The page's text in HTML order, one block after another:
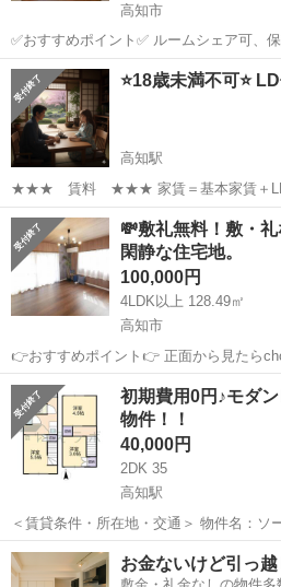
高知市
✅おすすめポイント✅ ルームシェア可、
ング、エアコン、照明、TVインターホン
収納あり。内装リフォーム済みで、南面
好。室内洗濯置場、敷金・礼金不要。 ...
高知 高知市 一戸建て
⭐️18歳未満不可⭐️
高知駅
★★★ 賃料 ★★★ 家賃＝基本家賃＋LD
証会社費用別） (例)基本家賃4万円、LD購入費用15万円の場合
高知 高知市 高知駅 一戸建て
💸敷礼無料！敷・
閑静な住宅地。
100,000円
4LDK以上 128.49㎡
高知市
👉️おすすめポイント👉️ 正面から見たら
サン）のような南西向きの明るい住空間
ン、温水洗浄便座（トイレ２カ所）。ガ
な庭つき。 ■物件名...
高知 高知市 一戸建て
初期費用0円♪モダ
物件！！
40,000円
2DK 35
高知駅
＜賃貸条件・所在地・交通＞ 物件名：ソ
費：なし 駐車料：8,000円（近隣） 敷金
クト：1,000円/月額 間取り・面積：2DK（
高知 高知市 高知駅 一戸建て
お金ないけど引っ